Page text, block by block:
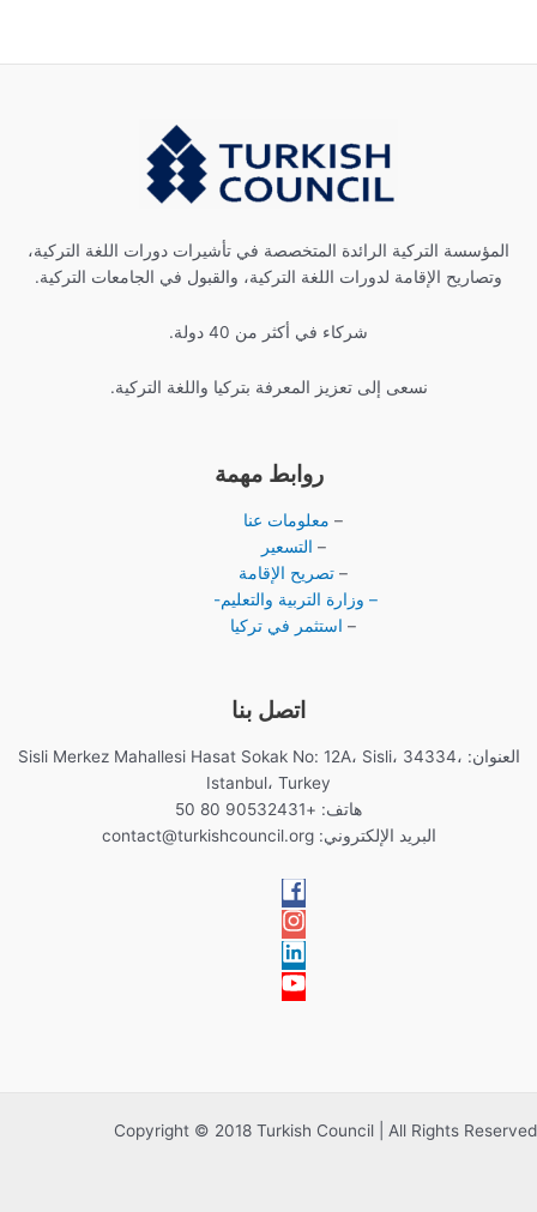
المؤسسة التركية الرائدة المتخصصة في تأشيرات دورات اللغة التركية،
وتصاريح الإقامة لدورات اللغة التركية، والقبول في الجامعات التركية.
شركاء في أكثر من 40 دولة.
نسعى إلى تعزيز المعرفة بتركيا واللغة التركية.
روابط مهمة
– معلومات عنا
– التسعير
– تصريح الإقامة
– وزارة التربية والتعليم-
–استثمر في تركيا
اتصل بنا
العنوان: Sisli Merkez Mahallesi Hasat Sokak No: 12A، Sisli، 34334،
Istanbul، Turkey
هاتف: +90532431 80 50
البريد الإلكتروني:contact@turkishcouncil.org
Copyright © 2018 Turkish Council | All Rights Reserved